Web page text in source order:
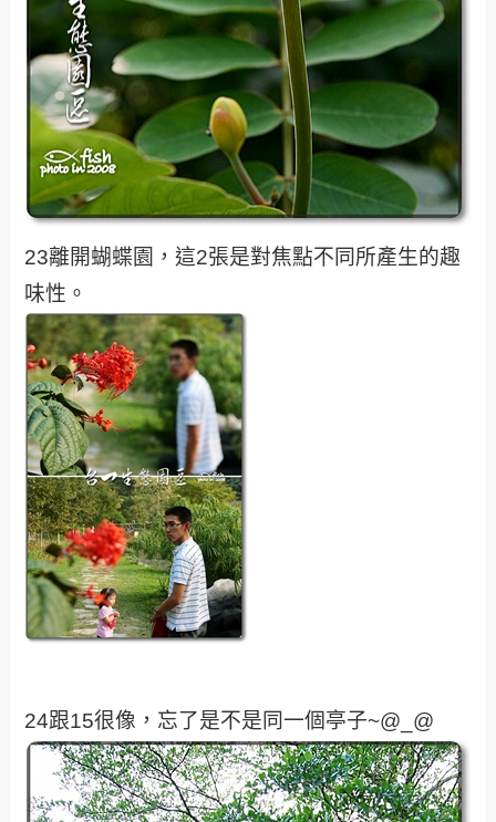
23離開蝴蝶園，這2張是對焦點不同所產生的趣
味性。
24跟15很像，忘了是不是同一個亭子~@_@